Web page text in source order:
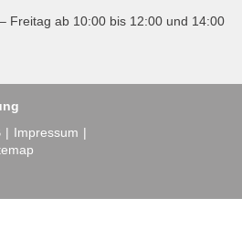
Freitag ab 10:00 bis 12:00 und 14:00
Impressum